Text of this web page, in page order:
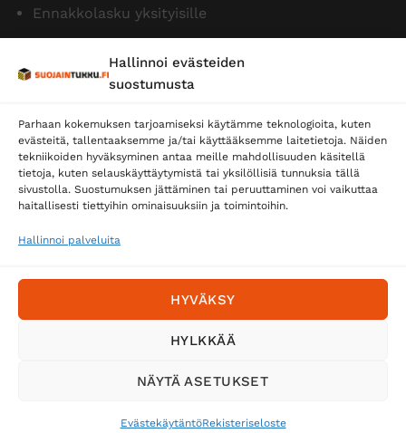
Hallinnoi evästeiden
suostumusta
Parhaan kokemuksen tarjoamiseksi käytämme teknologioita, kuten
evästeitä, tallentaaksemme ja/tai käyttääksemme laitetietoja. Näiden
tekniikoiden hyväksyminen antaa meille mahdollisuuden käsitellä
tietoja, kuten selauskäyttäytymistä tai yksilöllisiä tunnuksia tällä
sivustolla. Suostumuksen jättäminen tai peruuttaminen voi vaikuttaa
haitallisesti tiettyihin ominaisuuksiin ja toimintoihin.
Hallinnoi palveluita
HYVÄKSY
HYLKKÄÄ
NÄYTÄ ASETUKSET
EvästekäytäntöRekisteriseloste
Ennakkolasku yksityisille
Toimitustavat
Posti
Matkahuolto
Tilaa uutiskirje ja saat erikoisalennuksia